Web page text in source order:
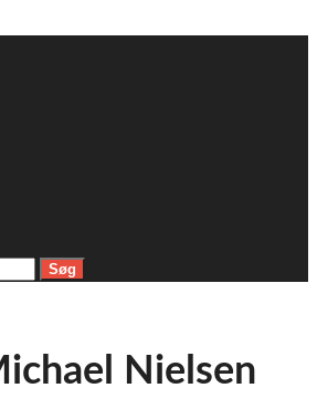
Nielsen